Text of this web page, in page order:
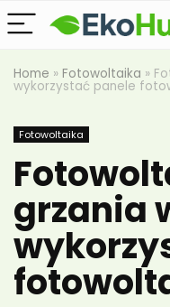
Home » Fotowoltaika »
wykorzystać panele
Fotowoltaika
grzania